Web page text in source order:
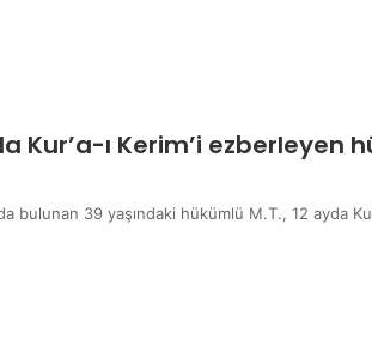
Kur’a-ı Kerim’i ezberleyen
bulunan 39 yaşındaki hükümlü M.T., 12 ayda